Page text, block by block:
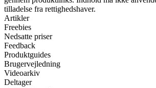
tilladelse fra rettighedshaver.
Artikler
Freebies
Nedsatte priser
Feedback
Produktguides
Brugervejledning
Videoarkiv
Deltager